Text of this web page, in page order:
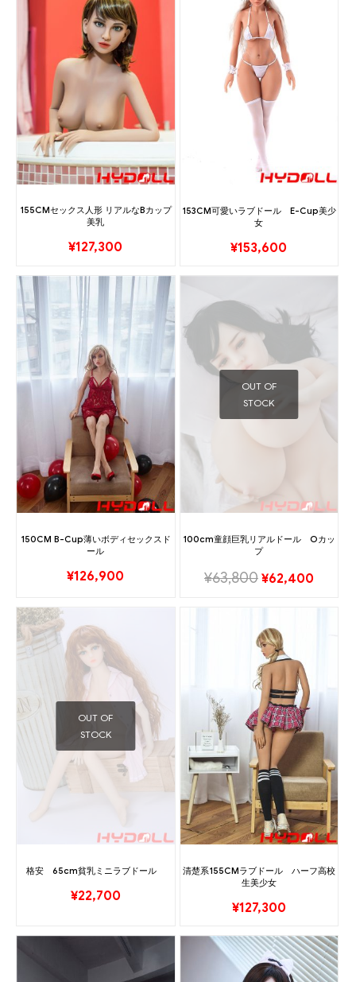
155CMセックス人形 リアルなBカップ
美乳
¥127,300
153CM可愛いラブドール E-Cup美少
女
¥153,600
150CM B-Cup薄いボディセックスド
ール
¥126,900
OUT OF
STOCK
100cm童顔巨乳リアルドール Oカッ
プ
¥63,800 ¥62,400
OUT OF
STOCK
格安 65cm貧乳ミニラブドール
¥22,700
清楚系155CMラブドール ハーフ高校
生美少女
¥127,300